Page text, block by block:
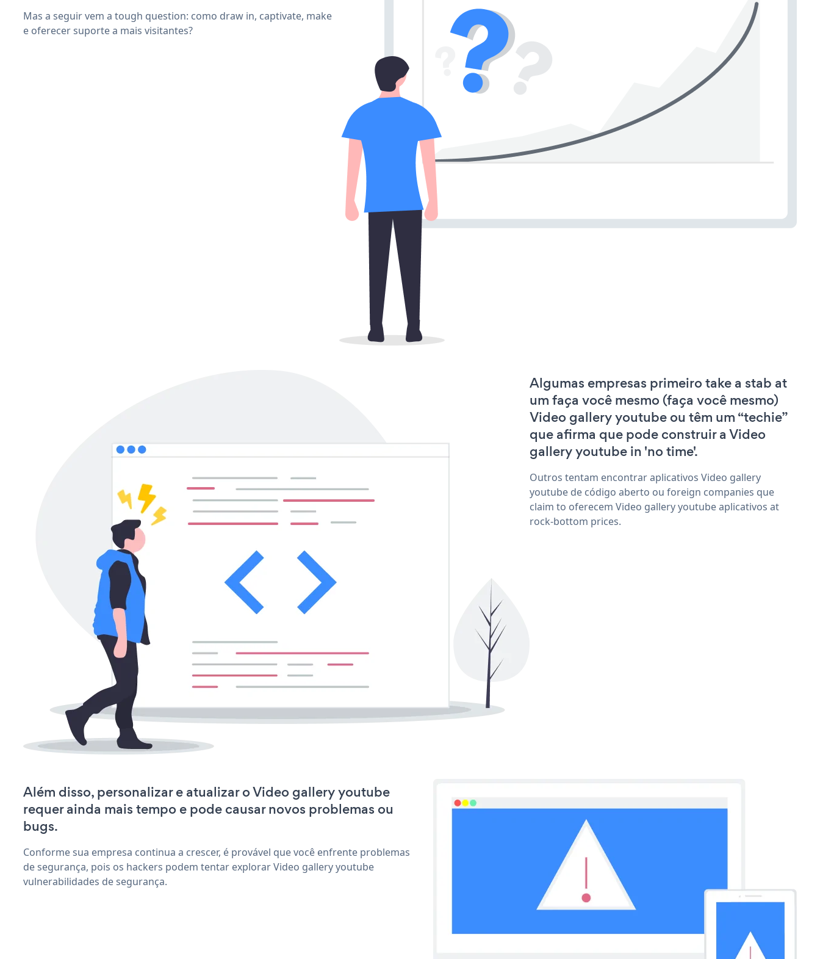
Mas a seguir vem a tough question: como draw in, captivate, make
e oferecer suporte a mais visitantes?
Algumas empresas primeiro take a stab at
um faça você mesmo (faça você mesmo)
Video gallery youtube ou têm um “techie”
que afirma que pode construir a Video
gallery youtube in 'no time'.
Outros tentam encontrar aplicativos Video gallery
youtube de código aberto ou foreign companies que
claim to oferecem Video gallery youtube aplicativos at
rock-bottom prices.
Além disso, personalizar e atualizar o Video gallery youtube
requer ainda mais tempo e pode causar novos problemas ou
bugs.
Conforme sua empresa continua a crescer, é provável que você enfrente problemas
de segurança, pois os hackers podem tentar explorar Video gallery youtube
vulnerabilidades de segurança.